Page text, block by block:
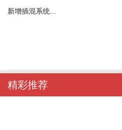
新增插混系统...
精彩推荐